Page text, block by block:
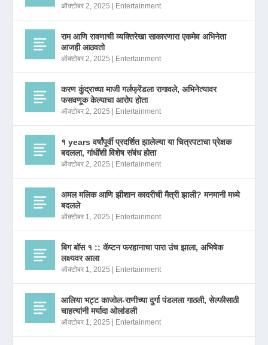
ऑक्टोबर 2, 2025 | Entertainment
राम आणि रावणाची व्यक्तिरेखा साकारणारा एकमेव अभिनेता
आजही आठवतो
ऑक्टोबर 2, 2025 | Entertainment
करण कुंद्राच्या माजी गर्लफ्रेंडला रागावले, अभिनेत्यावर
फसवणूक केल्याचा आरोप होता
ऑक्टोबर 2, 2025 | Entertainment
१ years वर्षांपूर्वी प्रदर्शित झालेल्या या चित्रपटाचा प्रेक्षक
बदलला, गांधींशी विशेष संबंध होता
ऑक्टोबर 2, 2025 | Entertainment
अमल मलिक आणि झीशान कादरीची मैत्री झाली? मनमानी मध्ये
बदलले
ऑक्टोबर 1, 2025 | Entertainment
बिग बॉस १ :: कॅप्टन फरहानाचा पारा उंच झाला, अभिषेक
लक्ष्यवर आला
ऑक्टोबर 1, 2025 | Entertainment
आलिया भट्ट काजोल-राणीच्या दुर्गा पंडलला गाठली, सेल्फीसाठी
चाहत्यांनी मर्यादा ओलांडली
ऑक्टोबर 1, 2025 | Entertainment